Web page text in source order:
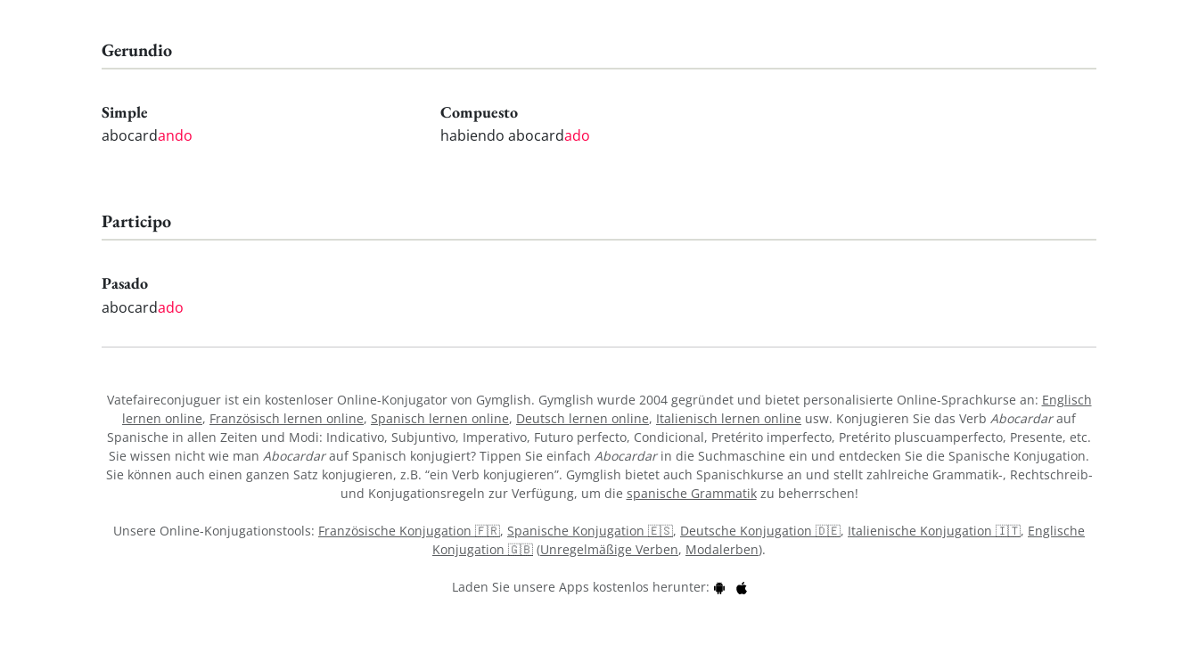
Gerundio
Simple
abocardando
Compuesto
habiendo abocardado
Participo
Pasado
abocardado
Vatefaireconjuguer ist ein kostenloser Online-Konjugator von Gymglish. Gymglish wurde 2004 gegründet und bietet personalisierte Online-Sprachkurse an: Englisch
lernen online, Französisch lernen online, Spanisch lernen online, Deutsch lernen online, Italienisch lernen online usw. Konjugieren Sie das Verb Abocardarauf
Spanische in allen Zeiten und Modi: Indicativo, Subjuntivo, Imperativo, Futuro perfecto, Condicional, Pretérito imperfecto, Pretérito pluscuamperfecto, Presente, etc.
Sie wissen nicht wie man Abocardarauf Spanisch konjugiert? Tippen Sie einfach Abocardarin die Suchmaschine ein und entdecken Sie die Spanische Konjugation.
Sie können auch einen ganzen Satz konjugieren, z.B. “ein Verb konjugieren”. Gymglish bietet auch Spanischkurse an und stellt zahlreiche Grammatik-, Rechtschreib-
und Konjugationsregeln zur Verfügung, um die spanische Grammatikzu beherrschen!
Unsere Online-Konjugationstools: Französische Konjugation 🇫🇷, Spanische Konjugation 🇪🇸, Deutsche Konjugation 🇩🇪, Italienische Konjugation 🇮🇹, Englische
Konjugation 🇬🇧 (Unregelmäßige Verben, Modalerben).
Laden Sie unsere Apps kostenlos herunter: